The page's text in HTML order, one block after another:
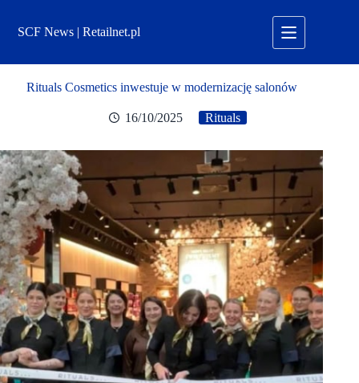
treściSCF News | Retailnet.pl
Rituals Cosmetics inwestuje w modernizację salonów
16/10/2025 Rituals